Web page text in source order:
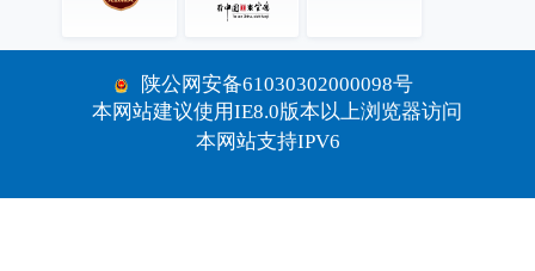
陕公网安备61030302000098号
本网站建议使用IE8.0版本以上浏览器访问
本网站支持IPV6